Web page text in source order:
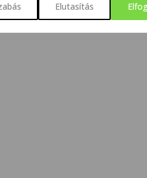
Elutasítás